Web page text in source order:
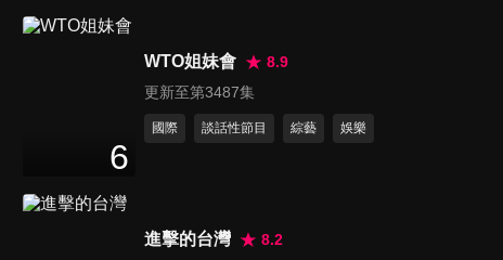
魚笑翻天
代也攻頂！？「董事長最愛」
物館終極開箱
第345集 一碰就破產？慈妹錄
老土地公廟處處神蹟
第346集 慈妹被整慘？首次挑
6
WTO姐妹會
8.9
更新至第3487集
國際 談話性節目 綜藝 娛樂
進擊的台灣
8.2